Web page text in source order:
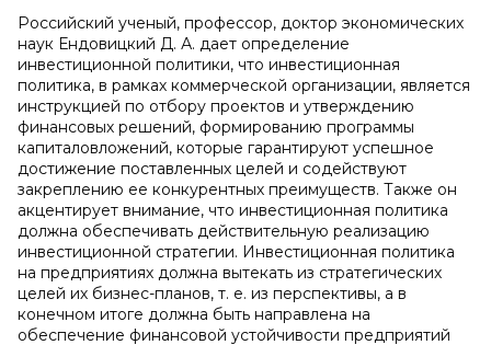
Российский ученый, профессор, доктор экономических
наук Ендовицкий Д. А. дает определение
инвестиционной политики, что инвестиционная
политика, в рамках коммерческой организации, является
инструкцией по отбору проектов и утверждению
финансовых решений, формированию программы
капиталовложений, которые гарантируют успешное
достижение поставленных целей и содействуют
закреплению ее конкурентных преимуществ. Также он
акцентирует внимание, что инвестиционная политика
должна обеспечивать действительную реализацию
инвестиционной стратегии. Инвестиционная политика
на предприятиях должна вытекать из стратегических
целей их бизнес-планов, т. е. из перспективы, а в
конечном итоге должна быть направлена на
обеспечение финансовой устойчивости предприятий